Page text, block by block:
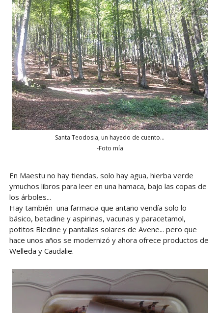
Santa Teodosia, un hayedo de cuento...
-Foto mía
En Maestu no hay tiendas, solo hay agua, hierba verde
ymuchos libros para leer en una hamaca, bajo las copas de
los árboles...
Hay también una farmacia que antaño vendía solo lo
básico, betadine y aspirinas, vacunas y paracetamol,
potitos Bledine y pantallas solares de Avene... pero que
hace unos años se modernizó y ahora ofrece productos de
Welleda y Caudalie.